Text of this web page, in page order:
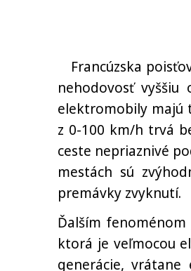
Francúzska
nehodovosť
elektromobily majú
z 0-100 km/h trvá
ceste nepriaznivé
mestách sú
premávky zvyknutí.
Ďalším
ktorá je veľmocou
generácie,